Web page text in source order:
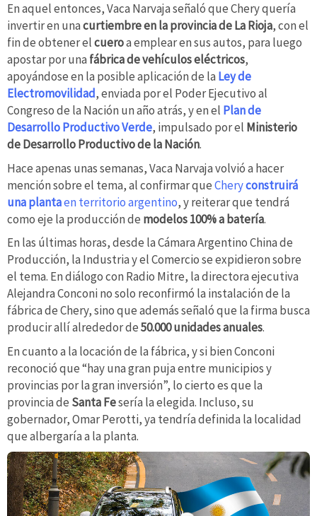
En aquel entonces, Vaca Narvaja señaló que Chery quería
invertir en unacurtiembre en la provincia de La Rioja, con el
fin de obtener elcueroa emplear en sus autos, para luego
apostar por una fábrica de vehículos eléctricos,
apoyándose en la posible aplicación de la Ley de
Electromovilidad, enviada por el Poder Ejecutivo al
Congreso de la Nación un año atrás, y en el Plan de
Desarrollo Productivo Verde, impulsado por el Ministerio
de Desarrollo Productivo de la Nación.
Hace apenas unas semanas, Vaca Narvaja volvió a hacer
mención sobre el tema, al confirmar queCheryconstruirá
una plantaen territorio argentino, y reiterar que tendrá
como eje la producción de modelos 100% a batería.
En las últimas horas, desde la Cámara Argentino China de
Producción, la Industria y el Comercio se expidieron sobre
el tema. En diálogo con Radio Mitre, la directora ejecutiva
Alejandra Conconi no solo reconfirmó la instalación de la
fábrica de Chery, sino que además señaló que la firma busca
producir allí alrededor de50.000 unidades anuales.
En cuanto a la locación de la fábrica, y si bien Conconi
reconoció que “hay una gran puja entre municipios y
provincias por la gran inversión”, lo cierto es que la
provincia de Santa Fesería la elegida. Incluso, su
gobernador, Omar Perotti, ya tendría definida la localidad
que albergaría a la planta.